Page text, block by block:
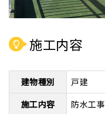
施工内容
建物種別
戸建
施工内容
防水工事